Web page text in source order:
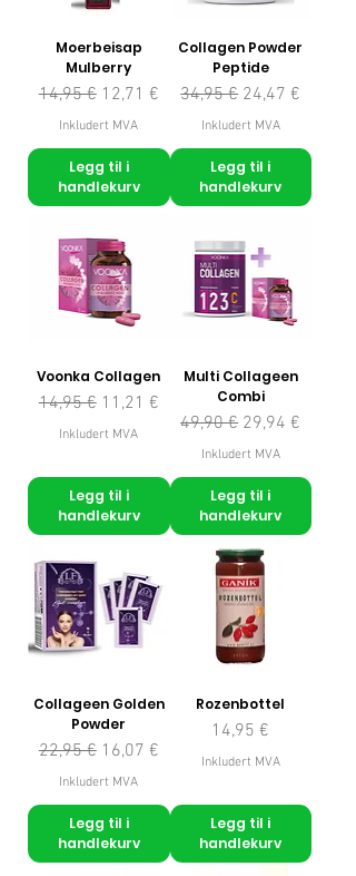
Moerbeisap
Mulberry
Vanlig pris
14,95 € Salgspris
12,71 €
Inkludert MVA
Legg til i
handlekurv
Collagen Powder
Peptide
Vanlig pris
34,95 € Salgspris
24,47 €
Inkludert MVA
Legg til i
handlekurv
Voonka Collagen
Vanlig pris
14,95 € Salgspris
11,21 €
Inkludert MVA
Legg til i
handlekurv
Multi Collageen
Combi
Vanlig pris
49,90 € Salgspris
29,94 €
Inkludert MVA
Legg til i
handlekurv
Collageen Golden
Powder
Vanlig pris
22,95 € Salgspris
16,07 €
Inkludert MVA
Legg til i
handlekurv
Rozenbottel
Pris
14,95 €
Inkludert MVA
Legg til i
handlekurv